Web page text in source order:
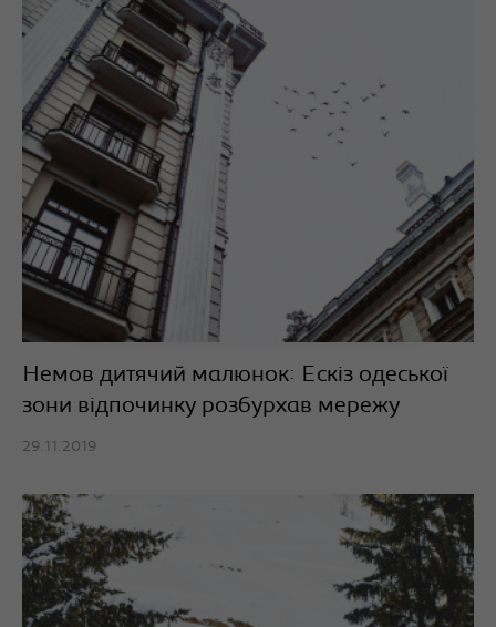
Немов дитячий малюнок: Ескіз одеської
зони відпочинку розбурхав мережу
29.11.2019